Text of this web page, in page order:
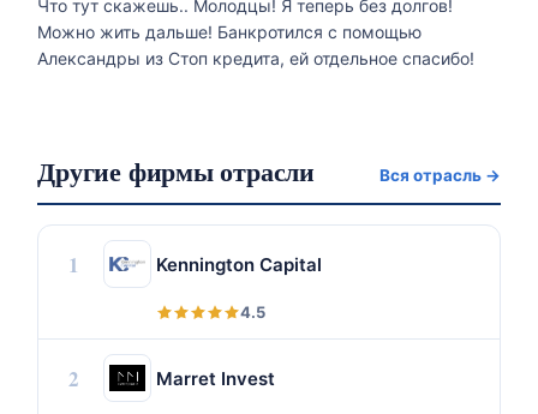
Что тут скажешь.. Молодцы! Я теперь без долгов!
Можно жить дальше! Банкротился с помощью
Александры из Стоп кредита, ей отдельное спасибо!
Другие фирмы отрасли Вся отрасль →
1 Kennington Capital
4.5
2 Marret Invest